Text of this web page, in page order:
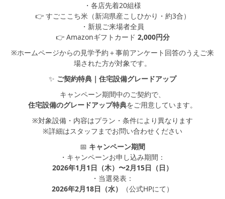
・各店先着20組様
👉 すごここち米（新潟県産こしひかり・約3合）
・新規ご来場者全員
👉 Amazonギフトカード 2,000円分
※ホームページからの見学予約＋事前アンケート回答のうえご来
場された方が対象です。
✨ ご契約特典｜住宅設備グレードアップ
キャンペーン期間中のご契約で、
住宅設備のグレードアップ特典をご用意しています。
※対象設備・内容はプラン・条件により異なります
※詳細はスタッフまでお問い合わせください
📅 キャンペーン期間
・キャンペーンお申し込み期間：
2026年1月1日（木）〜2月15日（日）
・当選発表：
2026年2月18日（水）
（公式HPにて）